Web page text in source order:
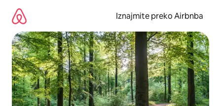
sadržaj
Iznajmite preko Airbnba